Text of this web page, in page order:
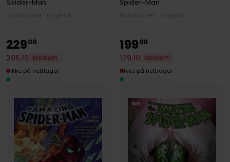
Spider-Man
Spider-Man
22900
206,10
Medlem
Ikke på nettlager
19900
179,10
Medlem
Ikke på nettlager